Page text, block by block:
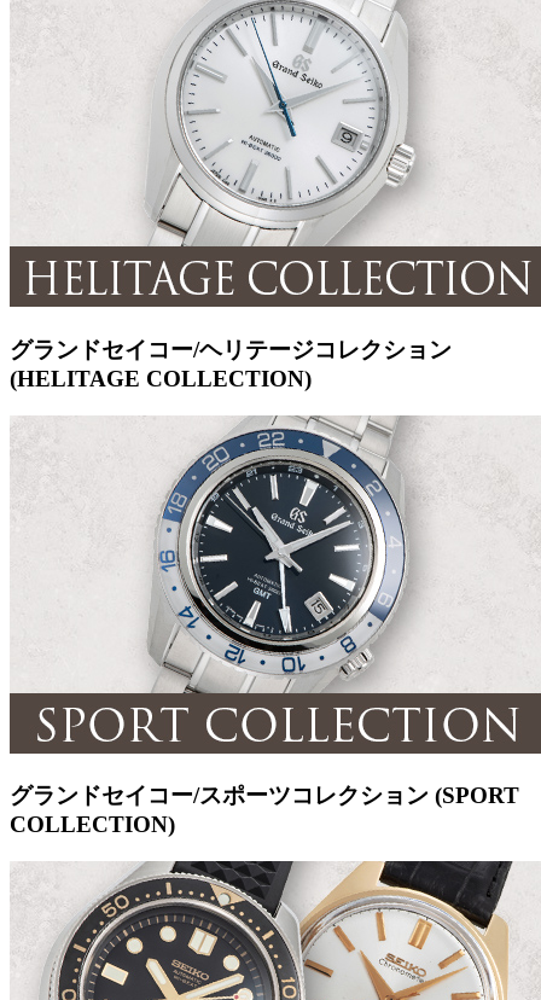
グランドセイコー/ヘリテージコレクション
(HELITAGE COLLECTION)
グランドセイコー/スポーツコレクション (SPORT
COLLECTION)